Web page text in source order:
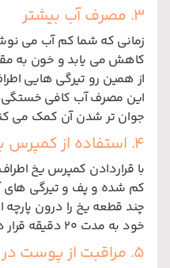
3. مصرف آب بیشتر
زمانی که شما کم آب می
کاهش می یابد و خون به
از همین رو تیرگی هایی
این مصرف آب کافی خستگی
جوان تر شدن آن کمک می
4. استفاده از کمپرس یخ
با قراردادن کمپرس یخ
کم شده و پف و تیرگی های
چند قطعه یخ را درون
خود به مدت 20 دقیقه قرار دهید.
5. مراقبت از پوست در برابر آفتاب